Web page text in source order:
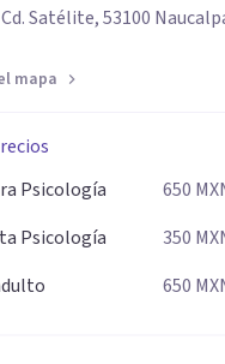
Satélite, 53100
mapa
Psicología
650
Psicología
350
650